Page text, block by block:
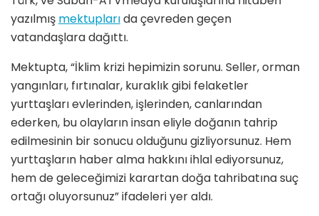
yazılmış mektuplarıda çevreden geçen
vatandaşlara dağıttı.
Mektupta, “İklim krizi hepimizin sorunu. Seller, orman
yangınları, fırtınalar, kuraklık gibi felaketler
yurttaşları evlerinden, işlerinden, canlarından
ederken, bu olayların insan eliyle doğanın tahrip
edilmesinin bir sonucu olduğunu gizliyorsunuz. Hem
yurttaşların haber alma hakkını ihlal ediyorsunuz,
hem de geleceğimizi karartan doğa tahribatına suç
ortağı oluyorsunuz” ifadeleri yer aldı.